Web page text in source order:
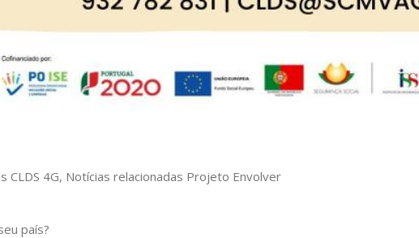
CLDS 4G, Notícias relacionadas Projeto Envolver
país?